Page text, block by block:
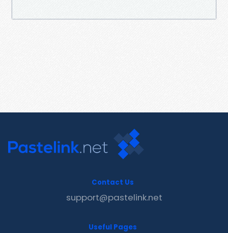
Contact Us
support@pastelink.net
Useful Pages